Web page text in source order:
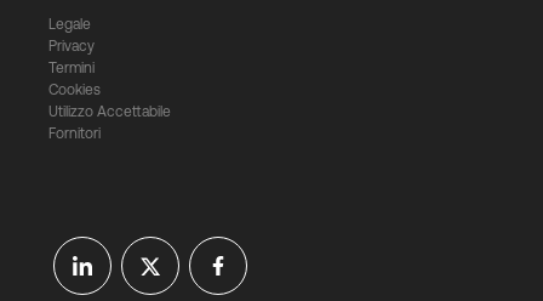
Legale
Privacy
Termini
Cookies
Utilizzo Accettabile
Fornitori